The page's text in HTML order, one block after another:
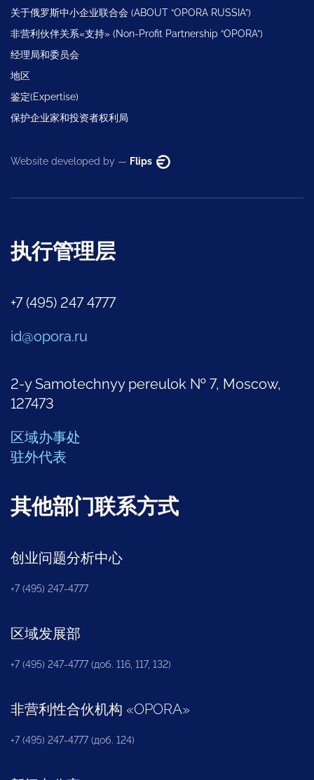
关于俄罗斯中小企业联合会 (ABOUT “OPORA RUSSIA”)
非营利伙伴关系«支持» (Non-Profit Partnership “OPORA”)
经理局和委员会
地区
鉴定(Expertise)
保护企业家和投资者权利局
Website developed by — Flips
执行管理层
+7 (495) 247 4777
id@opora.ru
2-y Samotechnyy pereulok № 7, Moscow,
127473
区域办事处
驻外代表
其他部门联系方式
创业问题分析中心
+7 (495) 247-4777
区域发展部
+7 (495) 247-4777 (доб. 116, 117, 132)
非营利性合伙机构 «OPORA»
+7 (495) 247-4777 (доб. 124)